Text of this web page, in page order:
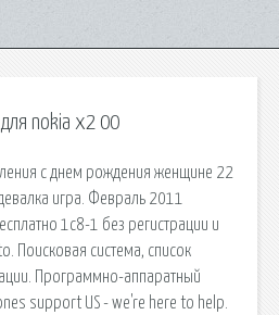
nokia x2 00
с днем рождения женщине 22
игра. Февраль 2011
1с8-1 без регистрации и
Поисковая сиcтема, список
Программно-аппаратный
support US - we're here to help.